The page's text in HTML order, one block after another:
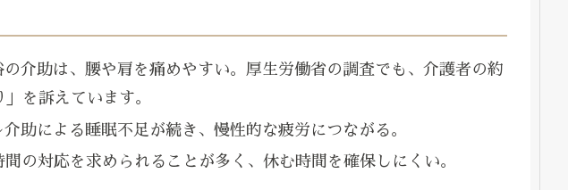
介助は、腰や肩を痛めやすい。厚生労働省の調査でも、介護者の約
を訴えています。
助による睡眠不足が続き、慢性的な疲労につながる。
の対応を求められることが多く、休む時間を確保しにくい。